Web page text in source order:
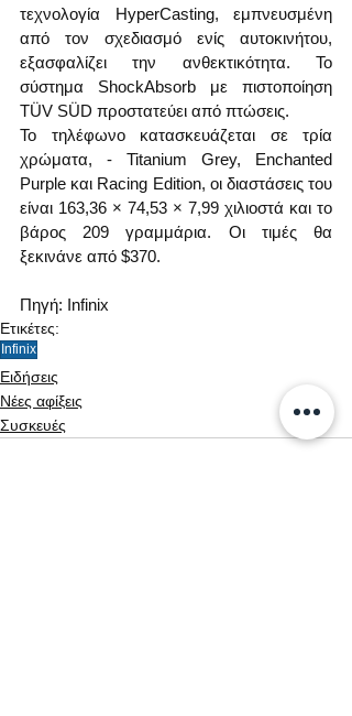
τεχνολογία HyperCasting, εμπνευσμένη
από τον σχεδιασμό ενίς αυτοκινήτου,
εξασφαλίζει την ανθεκτικότητα. Το
σύστημα ShockAbsorb με πιστοποίηση
TÜV SÜD προστατεύει από πτώσεις.
Το τηλέφωνο κατασκευάζεται σε τρία
χρώματα, - Titanium Grey, Enchanted
Purple και Racing Edition, οι διαστάσεις του
είναι 163,36 × 74,53 × 7,99 χιλιοστά και το
βάρος 209 γραμμάρια. Οι τιμές θα
ξεκινάνε από $370.
Πηγή: Infinix
Ετικέτες:
Infinix
Ειδήσεις
Νέες αφίξεις
Συσκευές